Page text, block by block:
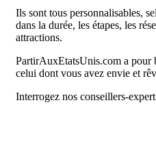
Ils sont tous personnalisables,
dans la durée, les étapes, les
attractions.
PartirAuxEtatsUnis.com a pour
celui dont vous avez envie et
Interrogez nos conseillers-